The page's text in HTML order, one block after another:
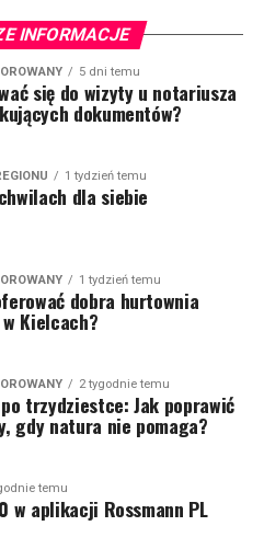
INFORMACJE
5 dni temu
się do wizyty u notariusza
dokumentów?
1 tydzień temu
dla siebie
1 tydzień temu
dobra hurtownia
Kielcach?
2 tygodnie temu
trzydziestce: Jak poprawić
gdy natura nie pomaga?
temu
w aplikacji Rossmann PL